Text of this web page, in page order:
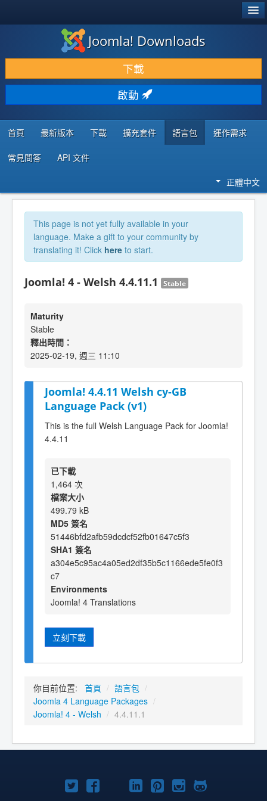
下載 & 擴充
發現 & 學習
社群 & 支援
程式者資源
Joomla! Downloads
下載
啟動
首頁 最新版本 下載 擴充套件 語言包 運作需求
常見問答 API 文件
正體中文
This page is not yet fully available in your
language. Make a gift to your community by
translating it! Click here to start.
Joomla! 4 - Welsh 4.4.11.1 Stable
Maturity
Stable
釋出時間：
2025-02-19, 週三 11:10
Joomla! 4.4.11 Welsh cy-GB
Language Pack (v1)
This is the full Welsh Language Pack for Joomla!
4.4.11
已下載
1,464 次
檔案大小
499.79 kB
MD5 簽名
51446bfd2afb59dcdcf52fb01647c5f3
SHA1 簽名
a304e5c95ac4a05ed2df35b5c1166ede5fe0f3
c7
Environments
Joomla! 4 Translations
立刻下載
你目前位置: 首頁 / 語言包 /
Joomla 4 Language Packages /
Joomla! 4 - Welsh / 4.4.11.1
TwitterFacebookYouTube
Linkedln
Pinterest
Instagram
GitHub